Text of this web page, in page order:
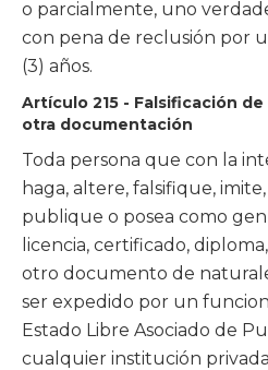
o parcialmente, uno
con pena de reclusión por
(3) años.
Artículo 215 - Falsificación
otra documentación
Toda persona que con la
haga, altere, falsifique,
publique o posea como
licencia, certificado,
otro documento de
ser expedido por un
Estado Libre Asociado de
cualquier institución